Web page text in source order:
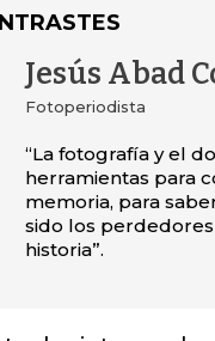
Jesús Abad
Fotoperiodista
“La fotografía y el
herramientas para
memoria, para
sido los
historia”.